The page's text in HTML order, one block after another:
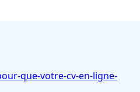
que-votre-cv-en-ligne-